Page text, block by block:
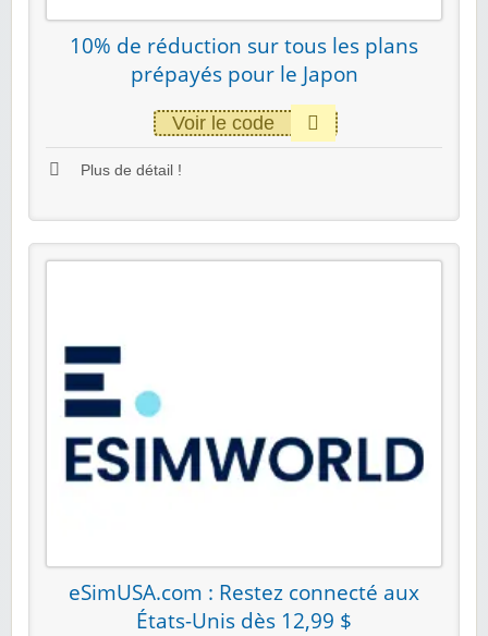
10% de réduction sur tous les plans
prépayés pour le Japon
Voir le code
Plus de détail !
eSimUSA.com : Restez connecté aux
États-Unis dès 12,99 $